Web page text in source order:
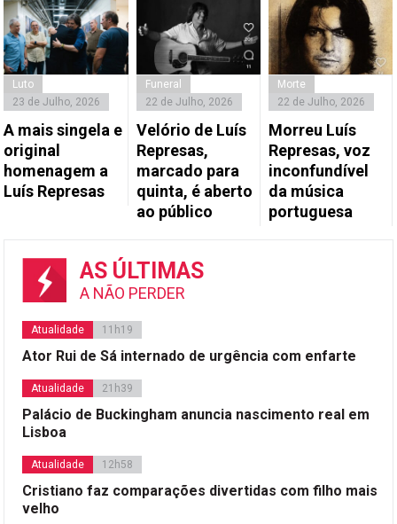
Luto
23 de Julho, 2026
A mais singela e
original
homenagem a
Luís Represas
Funeral
22 de Julho, 2026
Velório de Luís
Represas,
marcado para
quinta, é aberto
ao público
Morte
22 de Julho, 2026
Morreu Luís
Represas, voz
inconfundível
da música
portuguesa
AS ÚLTIMAS
A NÃO PERDER
Atualidade 11h19
Ator Rui de Sá internado de urgência com enfarte
Atualidade 21h39
Palácio de Buckingham anuncia nascimento real em
Lisboa
Atualidade 12h58
Cristiano faz comparações divertidas com filho mais
velho